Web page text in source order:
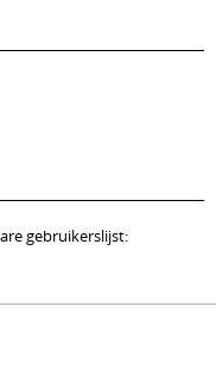
gebruikerslijst: